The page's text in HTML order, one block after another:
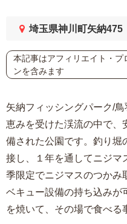
埼玉県神川町矢納475
本記事はアフィリエイト・プ
ンを含みます
矢納フィッシングパーク/
恵みを受けた渓流の中で、
備された公園です。釣り堀
接し、１年を通してニジマ
季限定でニジマスのつかみ
ベキュー設備の持ち込みが
を焼いて、その場で食べる